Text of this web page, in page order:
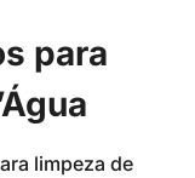
para
limpeza de